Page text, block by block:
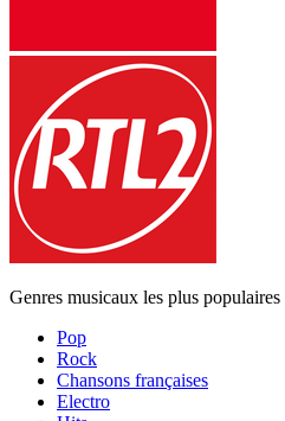
Genres musicaux les plus populaires
Pop
Rock
Chansons françaises
Electro